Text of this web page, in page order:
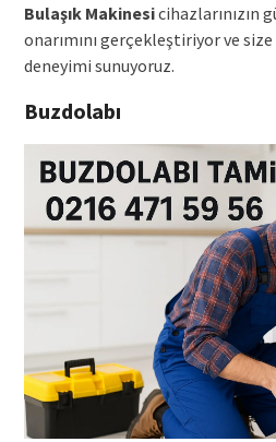
Bulaşık Makinesicihazlarınızın
onarımını gerçekleştiriyor ve
deneyimi sunuyoruz.
Buzdolabı